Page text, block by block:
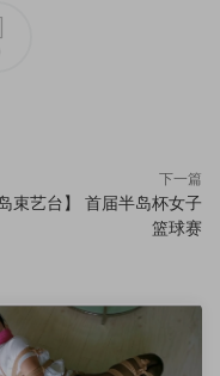
下一篇
岛束艺台】 首届半岛杯女子
篮球赛